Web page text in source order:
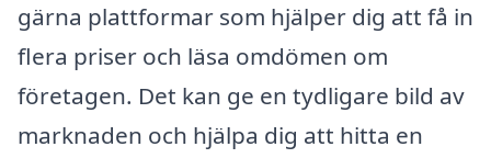
gärna plattformar som hjälper dig att få in
flera priser och läsa omdömen om
företagen. Det kan ge en tydligare bild av
marknaden och hjälpa dig att hitta en